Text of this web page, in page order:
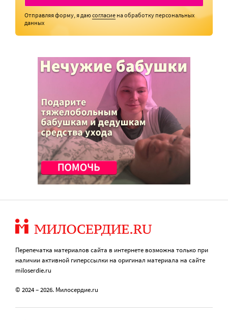
Отправляя форму, я даюсогласие на обработку персональных
данных
Перепечатка материалов сайта в интернете возможна только при
наличии активной гиперссылки на оригинал материала на сайте
miloserdie.ru
© 2024 – 2026. Милосердие.ru